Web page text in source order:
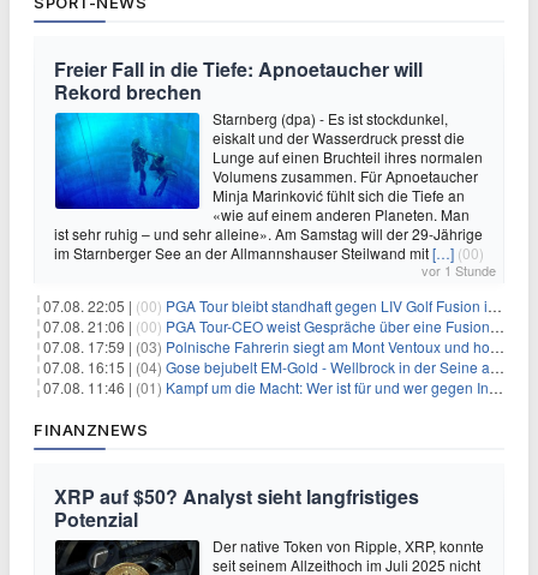
Freier Fall in die Tiefe: Apnoetaucher will
Rekord brechen
Starnberg (dpa) - Es ist stockdunkel,
eiskalt und der Wasserdruck presst die
Lunge auf einen Bruchteil ihres normalen
Volumens zusammen. Für Apnoetaucher
Minja Marinković fühlt sich die Tiefe an
«wie auf einem anderen Planeten. Man
ist sehr ruhig – und sehr alleine». Am Samstag will der 29-Jährige
im Starnberger See an der Allmannshauser Steilwand mit[…] (00)
vor 1 Stunde
07.08. 22:05 | (00) PGA Tour bleibt standhaft gegen LIV Golf Fusion in einem sich wandelnden Sportumfeld
07.08. 21:06 | (00) PGA Tour-CEO weist Gespräche über eine Fusion mit LIV Golf zurück und bekräftigt die Wettbewerbslandschaft
07.08. 17:59 | (03) Polnische Fahrerin siegt am Mont Ventoux und holt Tour-Gelb
07.08. 16:15 | (04) Gose bejubelt EM-Gold - Wellbrock in der Seine ausgebremst
07.08. 11:46 | (01) Kampf um die Macht: Wer ist für und wer gegen Infantino?
FINANZNEWS
XRP auf $50? Analyst sieht langfristiges
Potenzial
Der native Token von Ripple, XRP, konnte
seit seinem Allzeithoch im Juli 2025 nicht